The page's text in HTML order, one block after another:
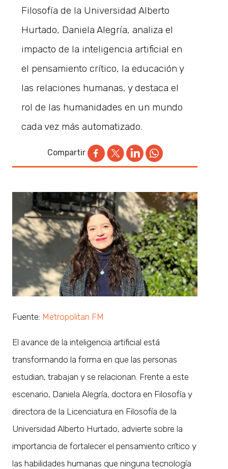
Filosofía de la Universidad Alberto
Hurtado, Daniela Alegría, analiza el
impacto de la inteligencia artificial en
el pensamiento crítico, la educación y
las relaciones humanas, y destaca el
rol de las humanidades en un mundo
cada vez más automatizado.
Compartir
Fuente: Metropolitan FM
El avance de la inteligencia artificial está
transformando la forma en que las personas
estudian, trabajan y se relacionan. Frente a este
escenario, Daniela Alegría, doctora en Filosofía y
directora de la Licenciatura en Filosofía de la
Universidad Alberto Hurtado, advierte sobre la
importancia de fortalecer el pensamiento crítico y
las habilidades humanas que ninguna tecnología